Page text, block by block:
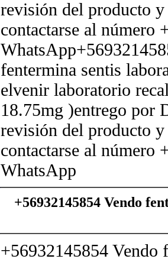
revisión del producto
contactarse al número
fentermina sentis
elvenir laboratorio
18.75mg )entrego por
revisión del producto
contactarse al número
WhatsApp
+56932145854 Vendo
+56932145854 Vendo